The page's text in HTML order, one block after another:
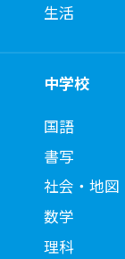
生活
中学校
国語
書写
社会・地図
数学
理科